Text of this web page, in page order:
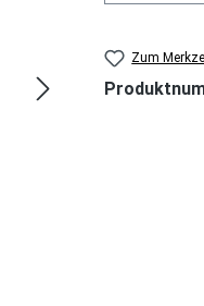
Zum